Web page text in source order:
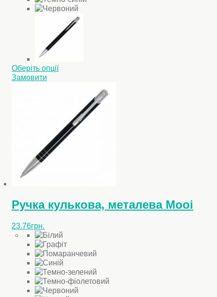
Оберіть опціїЦей
варіантів.
Параметри
можна
вибрати
на
Замовити
Ручка кулькова, металева Mooi
23.76грн.